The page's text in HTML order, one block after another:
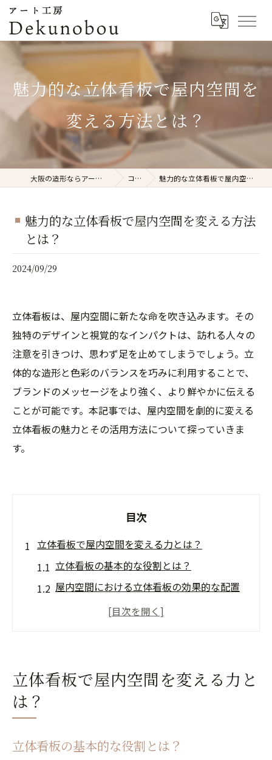
魅力的な立体看板で屋内空間を
変える方法とは？
大阪の造形ならアート工房Dekunobou コラム 魅力的な立体看板で屋内空間を変える方法とは？
魅力的な立体看板で屋内空間を変える方法
とは？
2024/09/29
立体看板は、屋内空間に新たな命を吹き込みます。その
独特のデザインと視覚的なインパクトは、訪れる人々の
注意を引きつけ、思わず足を止めてしまうでしょう。立
体的な造形と色彩のバランスを巧みに利用することで、
ブランドのメッセージをより強く、より鮮やかに伝える
ことが可能です。本記事では、屋内空間を劇的に変える
立体看板の魅力とその活用方法について探っていきま
す。
目次
立体看板で屋内空間を変える力とは？
立体看板の基本的な役割とは？
屋内空間における立体看板の効果的な配置
立体看板と心理学：心を動かすデザインの
立体看板がもたらすブランド価値の向上
鮮やかな立体看板が魅せる屋内の新たな表現
立体看板で屋内空間を変える力と
は？
立体看板の基本的な役割とは？